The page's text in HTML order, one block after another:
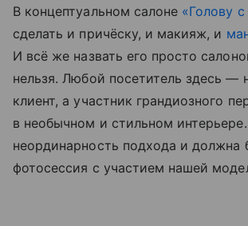
В концептуальном салоне «Голову с
сделать и причёску, и макияж, и
И всё же назвать его просто
нельзя. Любой посетитель здесь —
клиент, а участник грандиозного
в необычном и стильном
неординарность подхода и должна
фотосессия с участием нашей